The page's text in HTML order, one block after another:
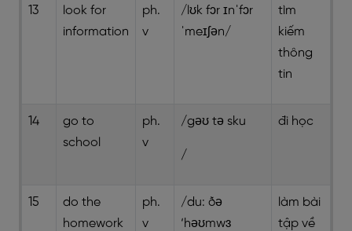
13
look for
information
ph.
v
/lʊk fɔr ɪnˈfɔr
ˈmeɪʃən/
tìm
kiếm
thông
tin
14
go to
school
ph.
v
/gəʊ tə sku
/
đi học
15
do the
homework
ph.
v
/du: ðə
‘həʊmwɜ
làm bài
tập về